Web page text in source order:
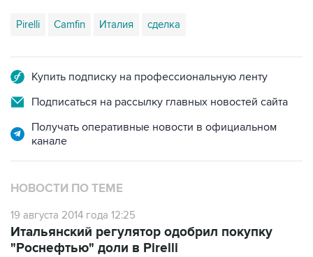
Pirelli Camfin Италия сделка
Купить подписку на профессиональную ленту
Подписаться на рассылку главных новостей сайта
Получать оперативные новости в официальном
канале
НОВОСТИ ПО ТЕМЕ
19 августа 2014 года 12:25
Итальянский регулятор одобрил покупку
"Роснефтью" доли в Pirelli